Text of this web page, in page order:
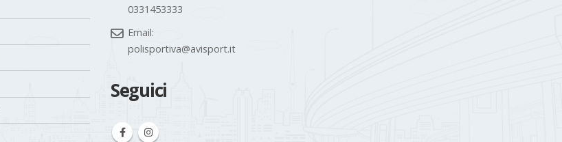
0331453333
Email:
polisportiva@avisport.it
Seguici